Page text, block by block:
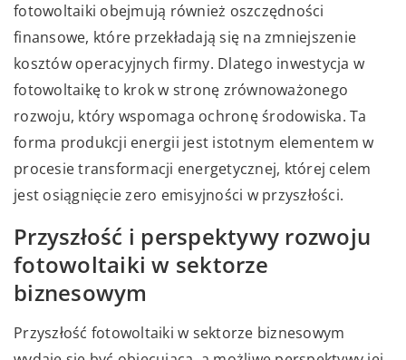
fotowoltaiki obejmują również oszczędności
finansowe, które przekładają się na zmniejszenie
kosztów operacyjnych firmy. Dlatego inwestycja w
fotowoltaikę to krok w stronę zrównoważonego
rozwoju, który wspomaga ochronę środowiska. Ta
forma produkcji energii jest istotnym elementem w
procesie transformacji energetycznej, której celem
jest osiągnięcie zero emisyjności w przyszłości.
Przyszłość i perspektywy rozwoju
fotowoltaiki w sektorze
biznesowym
Przyszłość fotowoltaiki w sektorze biznesowym